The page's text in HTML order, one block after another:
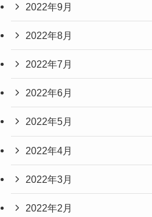
2022年9月
2022年8月
2022年7月
2022年6月
2022年5月
2022年4月
2022年3月
2022年2月